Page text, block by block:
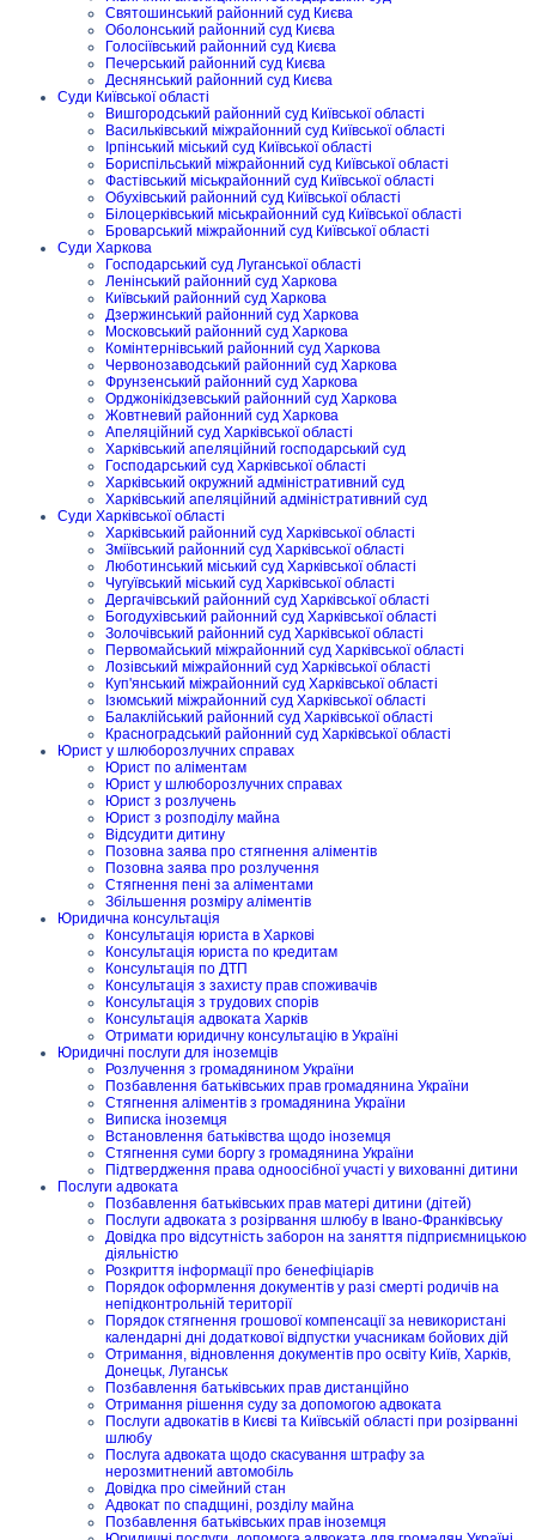
Святошинський районний суд Києва
Оболонський районний суд Києва
Голосіївський районний суд Києва
Печерський районний суд Києва
Деснянський районний суд Києва
Суди Київської області
Вишгородський районний суд Київської області
Васильківський міжрайонний суд Київської області
Ірпінський міський суд Київської області
Бориспільський міжрайонний суд Київської області
Фастівський міськрайонний суд Київської області
Обухівський районний суд Київської області
Білоцерківський міськрайонний суд Київської області
Броварський міжрайонний суд Київської області
Суди Харкова
Господарський суд Луганської області
Ленінський районний суд Харкова
Київський районний суд Харкова
Дзержинський районний суд Харкова
Московський районний суд Харкова
Комінтернівський районний суд Харкова
Червонозаводський районний суд Харкова
Фрунзенський районний суд Харкова
Орджонікідзевський районний суд Харкова
Жовтневий районний суд Харкова
Апеляційний суд Харківської області
Харківський апеляційний господарський суд
Господарський суд Харківської області
Харківський окружний адміністративний суд
Харківський апеляційний адміністративний суд
Суди Харківської області
Харківський районний суд Харківської області
Зміївський районний суд Харківської області
Люботинський міський суд Харківської області
Чугуївський міський суд Харківської області
Дергачівський районний суд Харківської області
Богодухівський районний суд Харківської області
Золочівський районний суд Харківської області
Первомайський міжрайонний суд Харківської області
Лозівський міжрайонний суд Харківської області
Куп'янський міжрайонний суд Харківської області
Ізюмський міжрайонний суд Харківської області
Балаклійський районний суд Харківської області
Красноградський районний суд Харківської області
Юрист у шлюборозлучних справах
Юрист по аліментам
Юрист у шлюборозлучних справах
Юрист з розлучень
Юрист з розподілу майна
Відсудити дитину
Позовна заява про стягнення аліментів
Позовна заява про розлучення
Стягнення пені за аліментами
Збільшення розміру аліментів
Юридична консультація
Консультація юриста в Харкові
Консультація юриста по кредитам
Консультація по ДТП
Консультація з захисту прав споживачів
Консультація з трудових спорів
Консультація адвоката Харків
Отримати юридичну консультацію в Україні
Юридичні послуги для іноземців
Розлучення з громадянином України
Позбавлення батьківських прав громадянина України
Стягнення аліментів з громадянина України
Виписка іноземця
Встановлення батьківства щодо іноземця
Стягнення суми боргу з громадянина України
Підтвердження права одноосібної участі у вихованні дитини
Послуги адвоката
Позбавлення батьківських прав матері дитини (дітей)
Послуги адвоката з розірвання шлюбу в Івано-Франківську
Довідка про відсутність заборон на заняття підприємницькою
діяльністю
Розкриття інформації про бенефіціарів
Порядок оформлення документів у разі смерті родичів на
непідконтрольній території
Порядок стягнення грошової компенсації за невикористані
календарні дні додаткової відпустки учасникам бойових дій
Отримання, відновлення документів про освіту Київ, Харків,
Донецьк, Луганськ
Позбавлення батьківських прав дистанційно
Отримання рішення суду за допомогою адвоката
Послуги адвокатів в Києві та Київській області при розірванні
шлюбу
Послуга адвоката щодо скасування штрафу за
нерозмитнений автомобіль
Довідка про сімейний стан
Адвокат по спадщині, розділу майна
Позбавлення батьківських прав іноземця